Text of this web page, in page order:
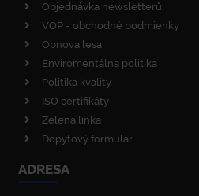
Objednávka newsletterů
VOP - obchodné podmienky
Obnova lesa
Enviromentálna politika
Politika kvality
ISO certifikáty
Zelená linka
Dopytový formulár
ADRESA